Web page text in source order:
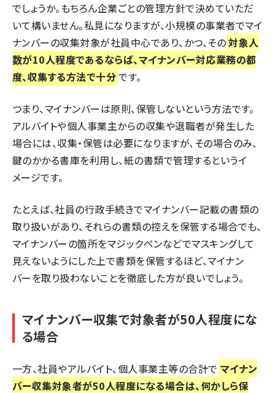
でしょうか。もちろん企業ごとの管理方針で決めていただ
いて構いません。私見になりますが、小規模の事業者でマイ
ナンバーの収集対象が社員中心であり、かつ、その対象人
数が10人程度であるならば、マイナンバー対応業務の都
度、収集する方法で十分です。
つまり、マイナンバーは原則、保管しないという方法です。
アルバイトや個人事業主からの収集や退職者が発生した
場合には、収集・保管は必要になりますが、その場合のみ、
鍵のかかる書庫を利用し、紙の書類で管理するというイ
メージです。
たとえば、社員の行政手続きでマイナンバー記載の書類の
取り扱いがあり、それらの書類の控えを保管する場合でも、
マイナンバーの箇所をマジックペンなどでマスキングして
見えないようにした上で書類を保管するほど、マイナン
バーを取り扱わないことを徹底した方が良いでしょう。
マイナンバー収集で対象者が50人程度にな
る場合
一方、社員やアルバイト、個人事業主等の合計で マイナン
バー収集対象者が50人程度になる場合は、何かしら保